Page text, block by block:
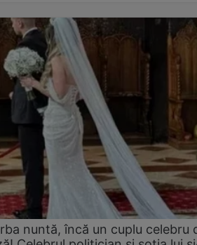
nuntă, încă un cuplu celebru